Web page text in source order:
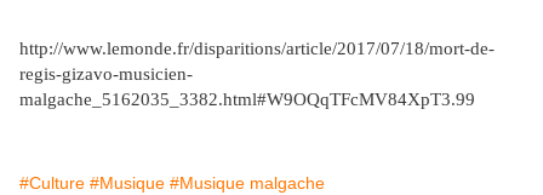
http://www.lemonde.fr/disparitions/article/2017/07/18/mort-de-
regis-gizavo-musicien-
malgache_5162035_3382.html#W9OQqTFcMV84XpT3.99
#Culture #Musique #Musique malgache